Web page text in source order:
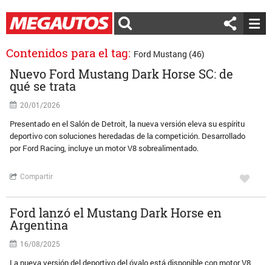
Contenidos para el tag: Ford Mustang (46)
Nuevo Ford Mustang Dark Horse SC: de
qué se trata
20/01/2026
Presentado en el Salón de Detroit, la nueva versión eleva su espíritu
deportivo con soluciones heredadas de la competición. Desarrollado
por Ford Racing, incluye un motor V8 sobrealimentado.
Compartir
Ford lanzó el Mustang Dark Horse en
Argentina
16/08/2025
La nueva versión del deportivo del óvalo está disponible con motor V8